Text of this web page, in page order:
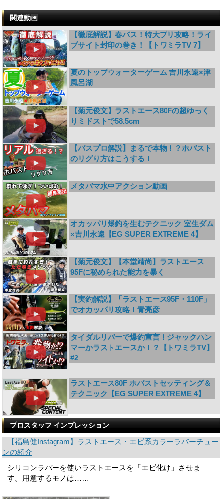
関連動画
【徹底解説】春バス！特大プリ攻略！ライ
ブサイト封印の巻き！【トワミラTV 7】
夏のトップウォーターゲーム 吉川永遠×津
風呂湖
【菊元俊文】ラストエース80Fの超ゆっく
りミドストで58.5cm
【バスプロ解説】まるで本物！？ホバスト
のリグり方はこうする！
メタバマ水中アクション動画
オカッパリ爆釣を生むテクニック 室生ダム
×吉川永遠【EG SUPER EXTREME 4】
【菊元俊文】【本堂靖尚】ラストエース
95Fに秘められた能力を暴く
【実釣解説】「ラストエース95F・110F」
でオカッパリ攻略！青亮彦
タイダルリバーで爆釣宣言！ジャックハン
マーかラストエースか！？【トワミラTV】
#2
ラストエース80F ホバストセッティング＆
テクニック【EG SUPER EXTREME 4】
プロスタッフ インプレッション
【福島健Instagram】ラストエース・エビ系カラーラバーチュー
ンの紹介
シリコンラバーを使いラストエースを「エビ化け」させま
す。用意するモノは……